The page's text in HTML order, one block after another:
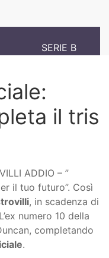
SERIE B
il tris
ADDIO – ”
il tuo futuro”. Così
, in scadenza di
numero 10 della
completando
.